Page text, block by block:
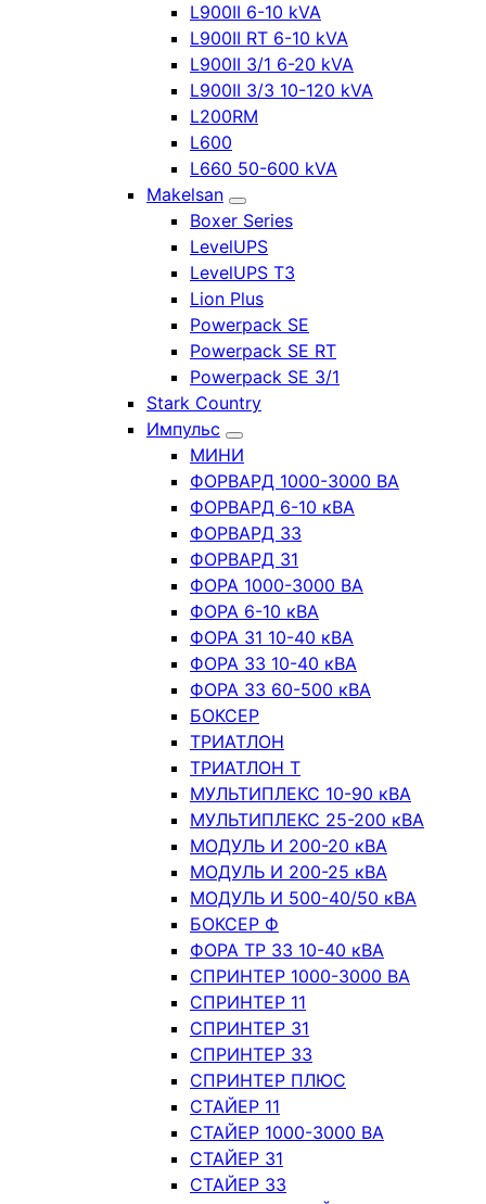
L900II 6-10 kVA
L900II RT 6-10 kVA
L900II 3/1 6-20 kVA
L900II 3/3 10-120 kVA
L200RM
L600
L660 50-600 kVA
Makelsan
Boxer Series
LevelUPS
LevelUPS T3
Lion Plus
Powerpack SE
Powerpack SE RT
Powerpack SE 3/1
Stark Country
Импульс
МИНИ
ФОРВАРД 1000-3000 ВА
ФОРВАРД 6-10 кВА
ФОРВАРД 33
ФОРВАРД 31
ФОРА 1000-3000 ВА
ФОРА 6-10 кВА
ФОРА 31 10-40 кВА
ФОРА 33 10-40 кВА
ФОРА 33 60-500 кВА
БОКСЕР
ТРИАТЛОН
ТРИАТЛОН Т
МУЛЬТИПЛЕКС 10-90 кВА
МУЛЬТИПЛЕКС 25-200 кВА
МОДУЛЬ И 200-20 кВА
МОДУЛЬ И 200-25 кВА
МОДУЛЬ И 500-40/50 кВА
БОКСЕР Ф
ФОРА ТР 33 10-40 кВА
СПРИНТЕР 1000-3000 ВА
СПРИНТЕР 11
СПРИНТЕР 31
СПРИНТЕР 33
СПРИНТЕР ПЛЮС
СТАЙЕР 11
СТАЙЕР 1000-3000 ВА
СТАЙЕР 31
СТАЙЕР 33